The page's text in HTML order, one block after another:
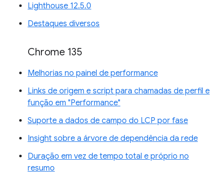
Lighthouse 12.5.0
Destaques diversos
Chrome 135
Melhorias no painel de performance
Links de origem e script para chamadas de perfil e
função em "Performance"
Suporte a dados de campo do LCP por fase
Insight sobre a árvore de dependência da rede
Duração em vez de tempo total e próprio no
resumo